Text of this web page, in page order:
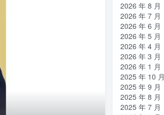
2026 年 8 月
2026 年 7 月
2026 年 6 月
2026 年 5 月
2026 年 4 月
2026 年 3 月
2026 年 1 月
2025 年 10 月
2025 年 9 月
2025 年 8 月
2025 年 7 月